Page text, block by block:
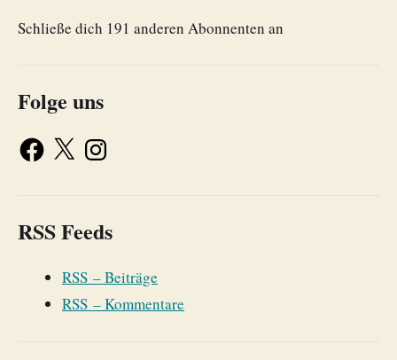
Schließe dich 191 anderen Abonnenten an
Folge uns
RSS Feeds
RSS – Beiträge
RSS – Kommentare